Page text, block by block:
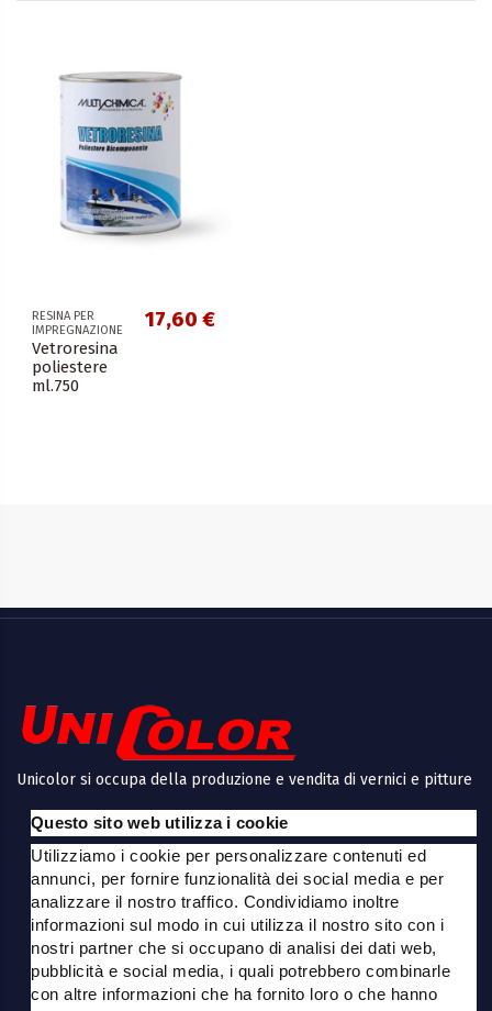
RESINA PER
IMPREGNAZIONE
Vetroresina
poliestere
ml.750
17,60 €
Unicolor si occupa della produzione e vendita di vernici e pitture
prodotti per restauro, decori, oggetti in legno e polistirolo,
articoli per bomboniere e tanto altro a Modena.
Info
Contatti
Orari
Questo sito web utilizza i cookie
Utilizziamo i cookie per personalizzare contenuti ed
annunci, per fornire funzionalità dei social media e per
analizzare il nostro traffico. Condividiamo inoltre
informazioni sul modo in cui utilizza il nostro sito con i
nostri partner che si occupano di analisi dei dati web,
pubblicità e social media, i quali potrebbero combinarle
con altre informazioni che ha fornito loro o che hanno